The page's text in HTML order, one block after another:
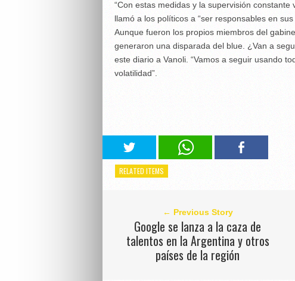
“Con estas medidas y la supervisión
llamó a los políticos a “ser responsables en
Aunque fueron los propios miembros del
generaron una disparada del blue. ¿Van a
este diario a Vanoli. “Vamos a seguir usando
volatilidad”.
RELATED ITEMS
← Previous Story
Google se lanza a la caza de
talentos en la Argentina y otros
países de la región